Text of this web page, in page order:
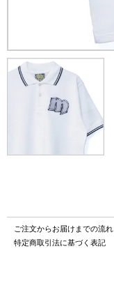
ご注文からお届けまでの流れ
特定商取引法に基づく表記